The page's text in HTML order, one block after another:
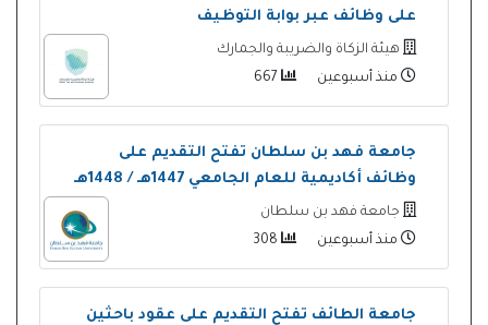
على وظائف عبر بوابة التوظيف
هيئة الزكاة والضريبة والجمارك
منذ أسبوعين
جامعة فهد بن سلطان تفتح التقديم على
وظائف أكاديمية للعام الجامعي 1447هـ / 1448هـ
جامعة فهد بن سلطان
منذ أسبوعين
جامعة الطائف تفتح التقديم على عقود باحثين